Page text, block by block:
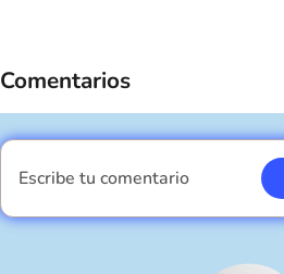
Comentarios
Escribe tu comentario
Soy un chico